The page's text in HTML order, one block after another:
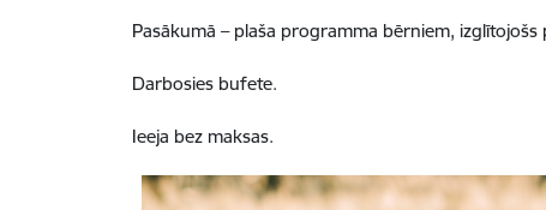
Pasākumā – plaša programma bērniem,
Darbosies bufete.
Ieeja bez maksas.